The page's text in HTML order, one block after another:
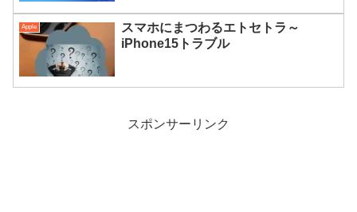
Apple
スマホにまつわるエトセトラ～
iPhone15トラブル
スポンサーリンク